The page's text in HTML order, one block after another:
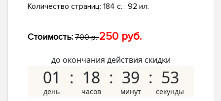
Количество страниц: 184 с. : 92 ил.
Стоимость: 700 р.250 руб.
до окончания действия скидки
01 18 39 53